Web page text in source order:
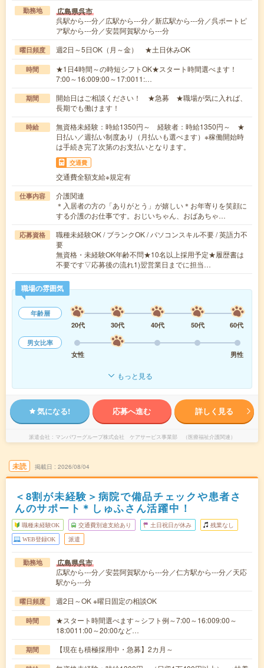
勤務地 広島県呉市
呉駅から---分／広駅から---分／新広駅から---分／呉ポートピ
ア駅から---分／安芸阿賀駅から---分
曜日頻度 週2日～5日OK（月～金） ★土日休みOK
時間
★1日4時間～の時短シフトOK★スタート時間選べます！
7:00～16:009:00～17:0011:…
期間
開始日はご相談ください！ ★急募 ★職場が気に入れば、
長期でも働けます！
時給
無資格未経験：時給1350円～ 経験者：時給1350円～ ★
日払い／週払い制度あり（月払いも選べます）※稼働開始時
は手続き完了次第のお支払いとなります。
交通費
交通費全額支給※規定有
仕事内容
介護関連
＊入居者の方の「ありがとう」が嬉しい＊お年寄りを笑顔に
する介護のお仕事です。おじいちゃん、おばあちゃ…
応募資格
職種未経験OK / ブランクOK / パソコンスキル不要 / 英語力不
要
無資格・未経験OK年齢不問★10名以上採用予定★履歴書は
不要です▽応募後の流れ1)翌営業日までに担当…
職場の雰囲気
年齢層
20代
30代 40代 50代
60代
男女比率
女性
男性
もっと見る
気になる! 応募へ進む 詳しく見る
派遣会社 マンパワーグループ株式会社 ケアサービス事業部 （医療福祉介護関連）
未読 掲載日 2026/08/04
＜8割が未経験＞病院で備品チェックや患者さ
んのサポート＊しゅふさん活躍中！
職種未経験OK 交通費別途支給あり 土日祝日が休み 残業なし
WEB登録OK 派遣
勤務地 広島県呉市
広駅から---分／安芸阿賀駅から---分／仁方駅から---分／天応
駅から---分
曜日頻度 週2日～OK ※曜日固定の相談OK
時間
★スタート時間選べます～シフト例～7:00～16:009:00～
18:0011:00～20:00など…
期間 【現在も積極採用中・急募】2カ月～